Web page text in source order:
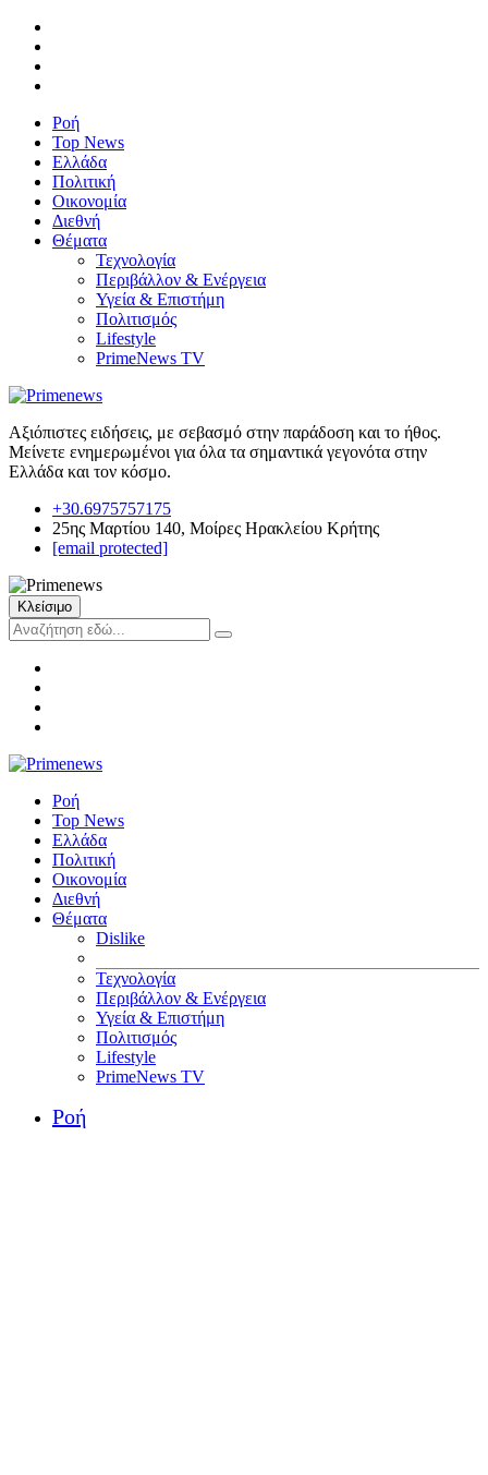
Ροή
Top News
Ελλάδα
Πολιτική
Οικονομία
Διεθνή
Θέματα
Τεχνολογία
Περιβάλλον & Ενέργεια
Υγεία & Επιστήμη
Πολιτισμός
Lifestyle
PrimeNews TV
Αξιόπιστες ειδήσεις, με σεβασμό στην παράδοση και το ήθος.
Μείνετε ενημερωμένοι για όλα τα σημαντικά γεγονότα στην
Ελλάδα και τον κόσμο.
+30.6975757175
25ης Μαρτίου 140, Μοίρες Ηρακλείου Κρήτης
[email protected]
Κλείσιμο
Ροή
Top News
Ελλάδα
Πολιτική
Οικονομία
Διεθνή
Θέματα
Dislike
Τεχνολογία
Περιβάλλον & Ενέργεια
Υγεία & Επιστήμη
Πολιτισμός
Lifestyle
PrimeNews TV
Ροή